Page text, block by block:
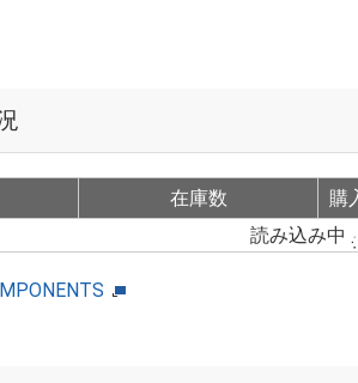
在庫数
購
読み込み中